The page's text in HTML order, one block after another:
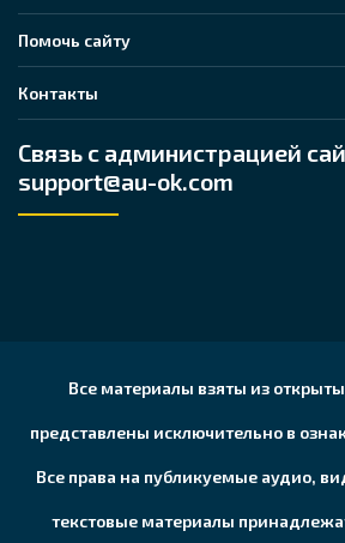
Помочь сайту
Контакты
Связь с администрацией
support@au-ok.com
Все материалы взяты из
представлены исключительно в
Все права на публикуемые аудио,
текстовые материалы